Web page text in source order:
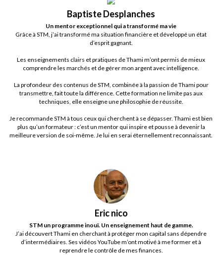
Baptiste Desplanches
Un mentor exceptionnel qui a transformé ma vie
Grâce à STM, j’ai transformé ma situation financière et développé un état
d’esprit gagnant.
Les enseignements clairs et pratiques de Thami m’ont permis de mieux
comprendre les marchés et de gérer mon argent avec intelligence.
La profondeur des contenus de STM, combinée à la passion de Thami pour
transmettre, fait toute la différence. Cette formation ne limite pas aux
techniques, elle enseigne une philosophie de réussite.
Je recommande STM à tous ceux qui cherchent à se dépasser. Thami est bien
plus qu’un formateur : c’est un mentor qui inspire et pousse à devenir la
meilleure version de soi-même. Je lui en serai éternellement reconnaissant.
Eric nico
STM un programme inouï. Un enseignement haut de gamme.
J’ai découvert Thami en cherchant à protéger mon capital sans dépendre
d’intermédiaires. Ses vidéos YouTube m’ont motivé à me former et à
reprendre le contrôle de mes finances.